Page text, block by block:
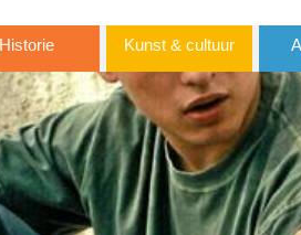
Historie Kunst & cultuur